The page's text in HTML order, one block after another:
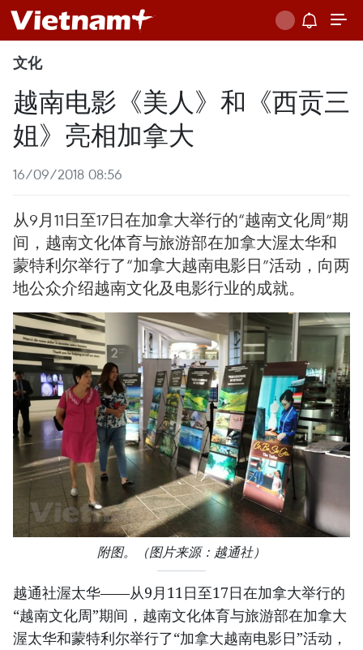
文化
越南电影《美人》和《西贡三
姐》亮相加拿大
16/09/2018 08:56
从9月11日至17日在加拿大举行的“越南文化周”期
间，越南文化体育与旅游部在加拿大渥太华和
蒙特利尔举行了“加拿大越南电影日”活动，向两
地公众介绍越南文化及电影行业的成就。
附图。（图片来源：越通社）
越通社渥太华——从9月11日至17日在加拿大举行的
“越南文化周”期间，越南文化体育与旅游部在加拿大
渥太华和蒙特利尔举行了“加拿大越南电影日”活动，